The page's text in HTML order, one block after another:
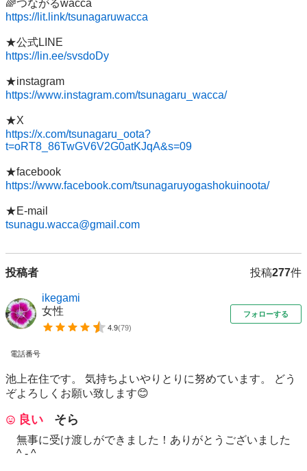
https://lit.link/tsunagaruwacca
https://lin.ee/svsdoDy
https://www.instagram.com/tsunagaru_wacca/
https://x.com/tsunagaru_oota?
t=oRT8_86TwGV6V2G0atKJqA&s=09
https://www.facebook.com/tsunagaruyogashokuinoota/
tsunagu.wacca@gmail.com
投稿者 投稿277件
ikegami
女性
4.9(79)
フォローする
電話番号
池上在住です。 気持ちよいやりとりに努めています。 どう
ぞよろしくお願い致します😊
良い そら
無事に受け渡しができました！ありがとうございました
^ - ^